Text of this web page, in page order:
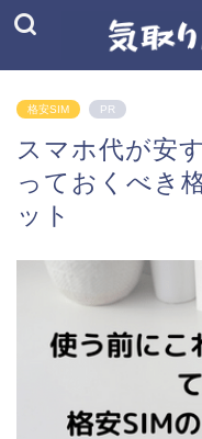
格安SIM PR
スマホ代が安
っておくべき
ット